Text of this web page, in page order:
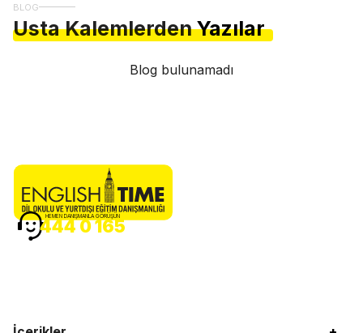
BLOG
Usta Kalemlerden Yazılar
Blog bulunamadı
HEMEN DANIŞMANLA GÖRÜŞÜN
444 0 165